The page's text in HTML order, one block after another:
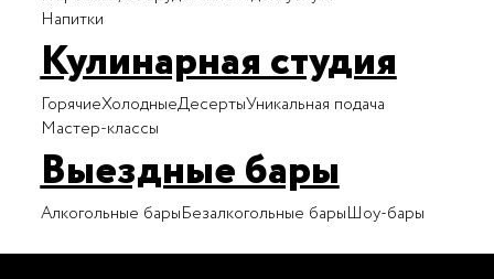
Напитки
Кулинарная студия
ГорячиеХолодныеДесертыУникальная подача
Мастер-классы
Выездные бары
Алкогольные барыБезалкогольные барыШоу-бары